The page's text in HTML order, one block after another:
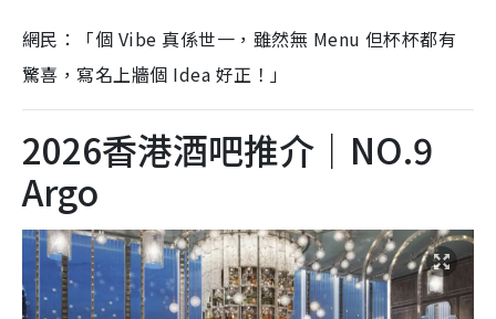
網民：「個 Vibe 真係世一，雖然無 Menu 但杯杯都有
驚喜，寫名上牆個 Idea 好正！」
2026香港酒吧推介｜NO.9
Argo